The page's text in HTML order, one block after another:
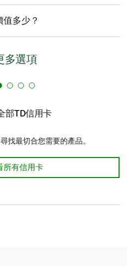
行保險禮遇，例如航班/旅行延誤
還可能包含旅行緊急援助服
多少？
具有巨大價值。每兌換200點TD
積分的倍數兌換。
多選項
部TD信用卡
找最切合您需要的產品。
全部TD信用卡
所有信用卡